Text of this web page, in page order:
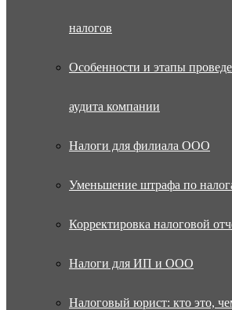
налогов
Особенности и этапы
аудита компании
Налоги для филиала ООО
Уменьшение штрафа по
Корректировка налоговой
Налоги для ИП и ООО
Налоговый юрист: кто это,